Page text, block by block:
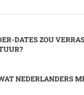
DATES ZOU
NEDERLANDERS